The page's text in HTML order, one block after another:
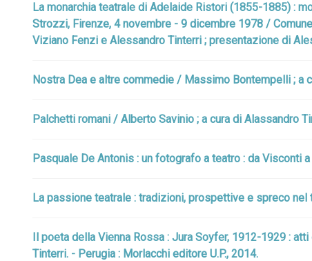
La monarchia teatrale di Adelaide Ristori (1855-1885) :
Strozzi, Firenze, 4 novembre - 9 dicembre 1978 /
Viziano Fenzi e Alessandro Tinterri ; presentazione di
Nostra Dea e altre commedie / Massimo Bontempelli ; a
Palchetti romani / Alberto Savinio ; a cura di Alassandro
Pasquale De Antonis : un fotografo a teatro : da Visconti
La passione teatrale : tradizioni, prospettive e spreco
Il poeta della Vienna Rossa : Jura Soyfer, 1912-1929 :
Tinterri. - Perugia : Morlacchi editore U.P., 2014.